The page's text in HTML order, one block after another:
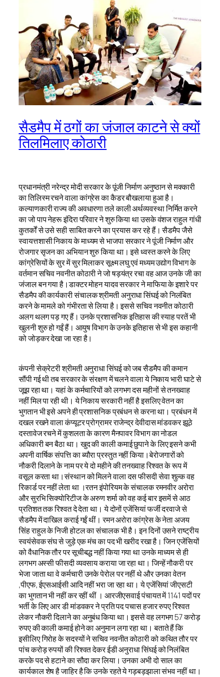
सैडमैप में ठगों का जंजाल काटने से क्यों
तिलमिलाए कोठारी
प्रधानमंत्री नरेन्द्र मोदी सरकार के पूंजी निर्माण अनुष्ठान से मक्कारी
का तिलिस्म रचने वाला कांग्रेस का कैडर बौखलाया हुआ है।
कल्याणकारी राज्य की अवधारणा तले काली अर्थव्यवस्था निर्मित करने
का जो पाप नेहरू इंदिरा परिवार ने शुरु किया था उसके वंशज राहुल गांधी
कुतर्कों से उसे सही साबित करने का प्रयास कर रहे हैं। सैडमैप जैसे
स्वायत्तशासी निकाय के माध्यम से भाजपा सरकार ने पूंजी निर्माण और
रोजगार सृजन का अभियान शुरु किया था। इसे ध्वस्त करने के लिए
कांग्रेसियों के सुर में सुर मिलाकर सूक्ष्म लघु एवं मध्यम उद्योग विभाग के
वर्तमान सचिव नवनीत कोठारी ने जो षड़यंत्र रचा वह आज उनके जी का
जंजाल बन गया है।डाक्टर मोहन यादव सरकार ने माफिया के इशारे पर
सैडमैप की कार्यकारी संचालक श्रीमती अनुराधा सिंघई को निलंबित
करने के मामले को गंभीरता से लिया है। इससे सचिव नवनीत कोठारी
अलग थलग पड़ गए हैं। उनके प्रशासनिक इतिहास की स्याह परतें भी
खुलनी शुरु हो गईं हैं। आयुष विभाग के उनके इतिहास से भी इस कहानी
को जोड़कर देखा जा रहा है।
कंपनी सेक्रेटरी श्रीमती अनुराधा सिंघई को जब सैडमैप की कमान
सौंपी गई थी तब सरकार के संरक्षण में चलने वाला ये निकाय भारी घाटे से
जूझ रहा था। यहां के कर्मचारियों को लगभग दस महीनों से तनख्वाह
नहीं मिल पा रही थी। ये निकाय सरकारी नहीं है इसलिए वेतन का
भुगतान भी इसे अपने ही प्रशासनिक प्रबंधन से करना था। प्रबंधन में
दखल रखने वाला कंप्यूटर प्रोग्रामर राजेन्द्र देवीदास मांडवकर झूठे
दस्तावेज रचने में कुशलता के कारण मैनपावर विभाग का नोडल
अधिकारी बन बैठा था। खुद की काली कमाई छुपाने के लिए इसने कभी
अपनी वार्षिक संपत्ति का ब्यौरा प्रस्तुत नहीं किया।बेरोजगारों को
नौकरी दिलाने के नाम पर ये दो महीने की तनख्वाह रिश्वत के रूप में
वसूल करता था।संस्थान को मिलने वाला दस फीसदी सेवा शुल्क वह
रिकार्ड पर नहीं लेता था ।रतन इंपोरियम के संचालक रमनवीर अरोरा
और सुरभि सिक्योरिटीज के अरुण शर्मा को वह कई बार इसमें से आठ
प्रतिशत तक रिश्वत दे देता था। ये दोनों एजेंसियां फर्जी दरवाजे से
सैडमैप में दाखिल कराई गईं थीं। रमन अरोरा कांग्रेस के नेता अजय
सिंह राहुल के निजी होटल का संचालक भी है। इन दिनों उसने राष्ट्रीय
स्वयंसेवक संघ से जुड़े एक मंच का पद भी खरीद रखा है। जिन एजेंसियों
को वैधानिक तौर पर सूचीबद्ध नहीं किया गया था उनके माध्यम से ही
लगभग अस्सी फीसदी व्यवसाय कराया जा रहा था। जिन्हें नौकरी पर
भेजा जाता था वे कर्मचारी उनके पेरोल पर नहीं थे और उनका वेतन
,पीएफ, ईएसआईसी आदि नहीं भरा जा रहा था। ये एजेंसियां जीएसटी
का भुगतान भी नहीं कर रहीं थीं । आरजीएसवाई पंचायत में 1141 पदों पर
भर्ती के लिए आर डी मांडवकर ने प्रति पद पचास हजार रुपए रिश्वत
लेकर नौकरी दिलाने का अनुबंध किया था। इससे वह लगभग 57 करोड़
रुपए की काली कमाई होने का अनुमान लगा रहा था। बताते हैं कि
इसीलिए गिरोह के सदस्यों ने सचिव नवनीत कोठारी को कथित तौर पर
पांच करोड़ रुपयों की रिश्वत देकर ईडी अनुराधा सिंघई को निलंबित
करके पद से हटाने का सौदा कर लिया। उनका अभी दो साल का
कार्यकाल शेष है जाहिर है कि उनके रहते ये गड़बड़झाला संभव नहीं था।